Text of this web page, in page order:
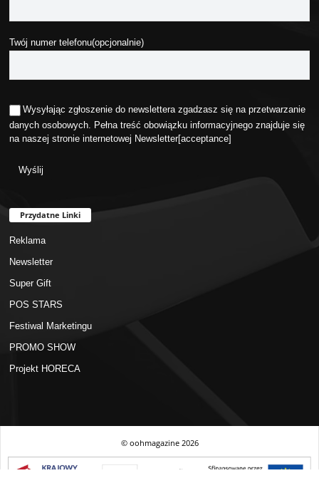
Twój numer telefonu(opcjonalnie)
Wysyłając zgłoszenie do newslettera zgadzasz się na przetwarzanie
danych osobowych. Pełna treść obowiązku informacyjnego znajduje się
na naszej stronie internetowej Newsletter[acceptance]
Przydatne Linki
Reklama
Newsletter
Super Gift
POS STARS
Festiwal Marketingu
PROMO SHOW
Projekt HORECA
© oohmagazine2026